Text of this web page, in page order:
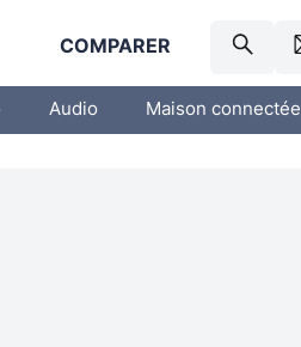
COMPARER
Audio Maison connectée